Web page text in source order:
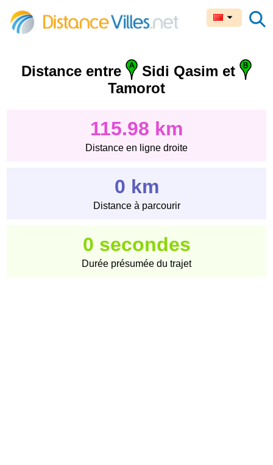
Distance entre
Sidi Qasim et
Tamorot
115.98 km
Distance en ligne droite
0 km
Distance à parcourir
0 secondes
Durée présumée du trajet